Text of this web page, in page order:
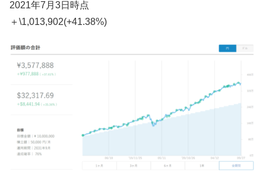
2021年7月3日時点
＋\1,013,902(+41.38%)